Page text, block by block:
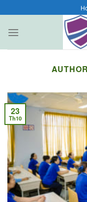
to
content
23
Th10